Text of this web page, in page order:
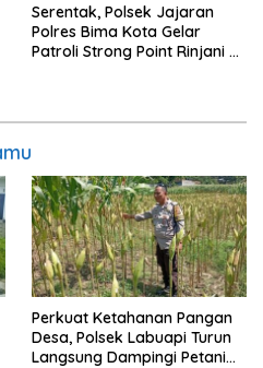
Serentak, Polsek Jajaran
Polres Bima Kota Gelar
Patroli Strong Point Rinjani di
Perkuat Ketahanan Pangan
Desa, Polsek Labuapi Turun
Langsung Dampingi Petani